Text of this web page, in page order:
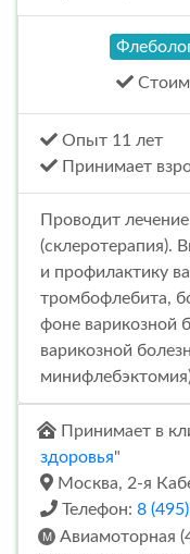
Опыт 11 лет
Принимает
Проводит
(склеротерапия).
и профилактику
тромбофлебита,
фоне варикозной
варикозной
Принимает в
здоровья"
Москва, 2-я
Телефон: 8
Авиамоторная